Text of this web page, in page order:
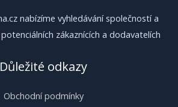
nabízíme vyhledávání společností a
zákaznících a dodavatelích
Důležité odkazy
Obchodní podmínky